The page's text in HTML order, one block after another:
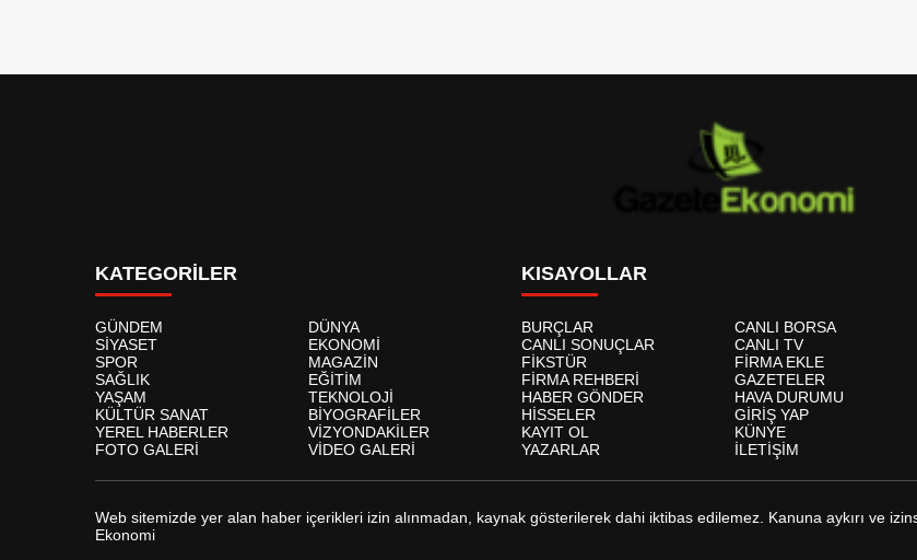
KATEGORİLER
GÜNDEM
DÜNYA
SİYASET
EKONOMİ
SPOR
MAGAZİN
SAĞLIK
EĞİTİM
YAŞAM
TEKNOLOJİ
KÜLTÜR SANAT
BİYOGRAFİLER
YEREL HABERLER
VİZYONDAKİLER
FOTO GALERİ
VİDEO GALERİ
KISAYOLLAR
BURÇLAR
CANLI BORSA
CANLI SONUÇLAR
CANLI TV
FİKSTÜR
FİRMA EKLE
FİRMA REHBERİ
GAZETELER
HABER GÖNDER
HAVA DURUMU
HİSSELER
GİRİŞ YAP
KAYIT OL
KÜNYE
YAZARLAR
İLETİŞİM
Web sitemizde yer alan haber içerikleri izin alınmadan, kaynak gösterilerek dahi iktibas edilemez. Kanuna aykırı ve
Ekonomi